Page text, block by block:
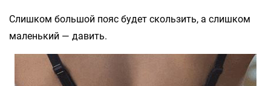
Слишком большой пояс будет скользить, а слишком
маленький — давить.